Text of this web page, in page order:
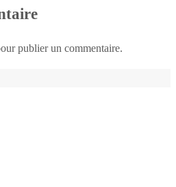
publier un commentaire.